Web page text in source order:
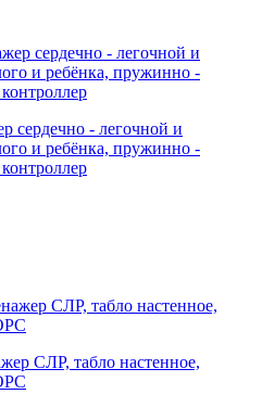
- легочной и
и ребёнка, пружинно -
СЛР, табло настенное,